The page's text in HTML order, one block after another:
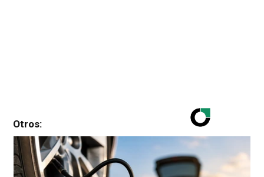
Otros: